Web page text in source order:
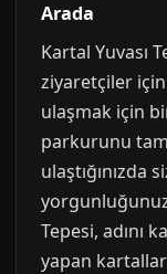
Arada
Kartal Yuvası
ziyaretçiler
ulaşmak için
parkurunu
ulaştığınızda
Tepesi, adını
yapan